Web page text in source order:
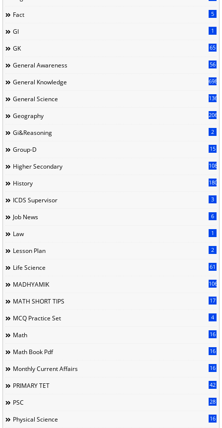
Fact 5
GI 1
GK 65
General Awareness 56
General Knowledge 698
General Science 136
Geography 206
Gi&Reasoning 2
Group-D 15
Higher Secondary 108
History 180
ICDS Supervisor 3
Job News 6
Law 1
Lesson Plan 2
Life Science 61
MADHYAMIK 106
MATH SHORT TIPS 17
MCQ Practice Set 4
Math 16
Math Book Pdf 16
Monthly Current Affairs 16
PRIMARY TET 42
PSC 28
Physical Science 16